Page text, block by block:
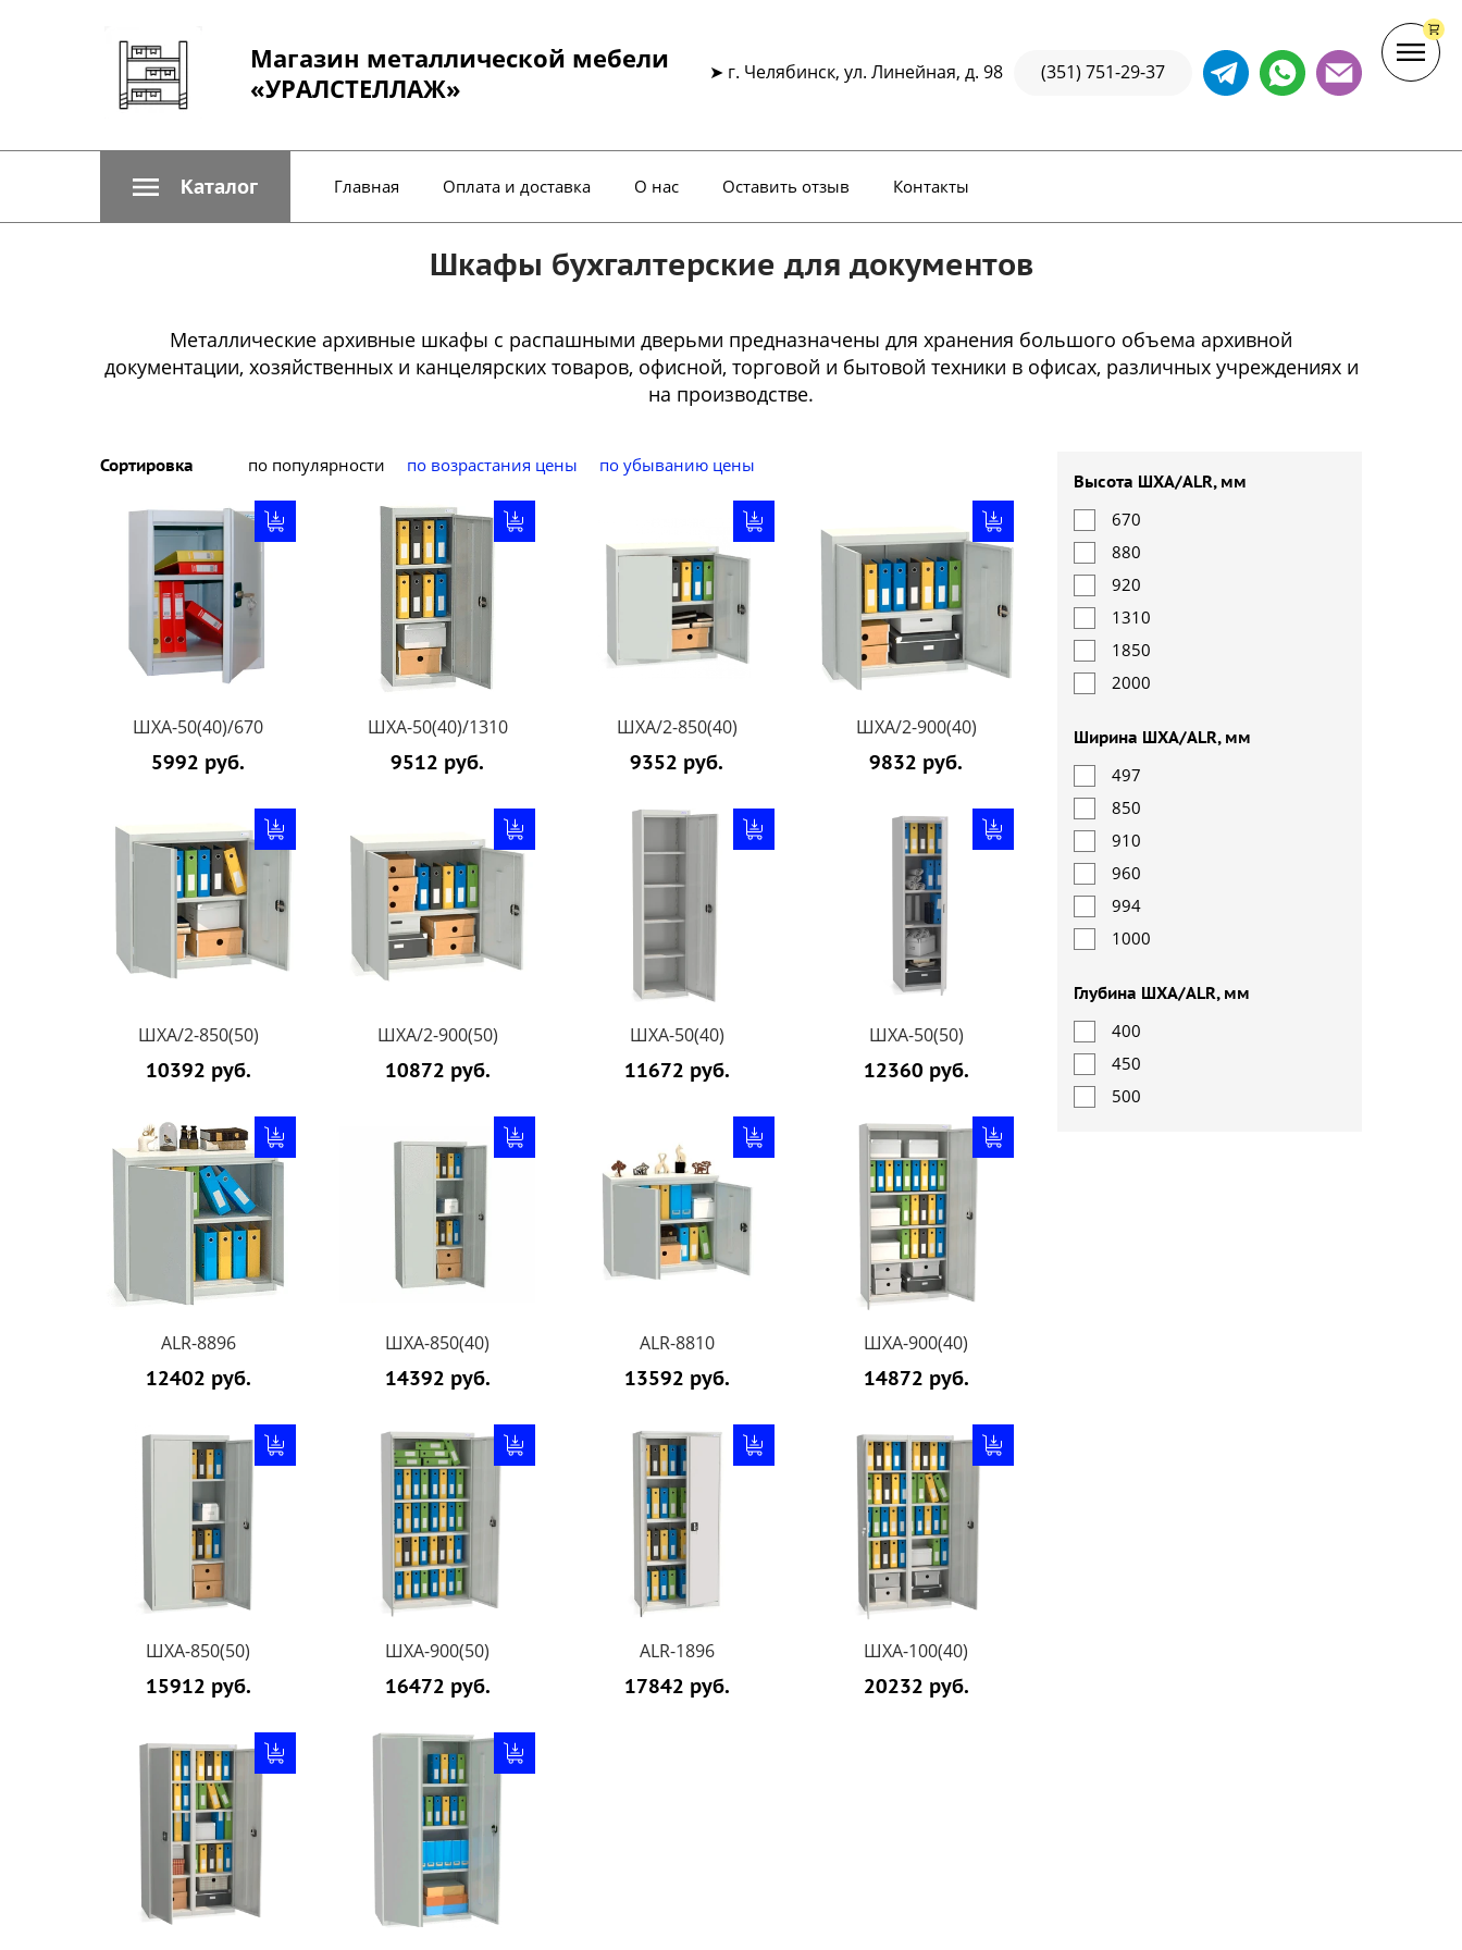
Магазин металлической мебели
«УРАЛСТЕЛЛАЖ»
(351) 751-29-37
➤ г. Челябинск, ул. Линейная, д. 98
Каталог Главная Оплата и доставка О нас Оставить отзыв Контакты
Шкафы бухгалтерские для документов
Металлические архивные шкафы с распашными дверьми предназначены для хранения большого объема архивной
документации, хозяйственных и канцелярских товаров, офисной, торговой и бытовой техники в офисах, различных учреждениях и
на производстве.
Высота ШХА/ALR, мм
670
880
920
1310
1850
2000
Ширина ШХА/ALR, мм
497
850
910
960
994
1000
Глубина ШХА/ALR, мм
400
450
500
Сортировка по популярности по возрастания цены по убыванию цены
ШХА-50(40)/670
5992 руб.
ШХА-50(40)/1310
9512 руб.
ШХА/2-850(40)
9352 руб.
ШХА/2-900(40)
9832 руб.
ШХА/2-850(50)
10392 руб.
ШХА/2-900(50)
10872 руб.
ШХА-50(40)
11672 руб.
ШХА-50(50)
12360 руб.
ALR-8896
12402 руб.
ШХА-850(40)
14392 руб.
ALR-8810
13592 руб.
ШХА-900(40)
14872 руб.
ШХА-850(50)
15912 руб.
ШХА-900(50)
16472 руб.
ALR-1896
17842 руб.
ШХА-100(40)
20232 руб.